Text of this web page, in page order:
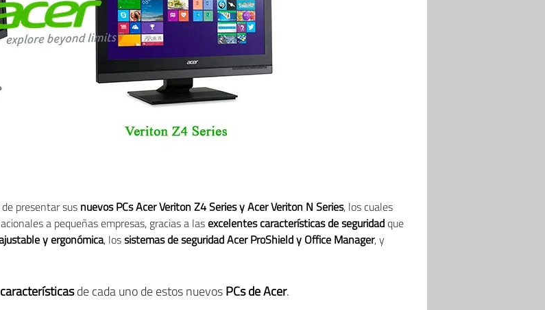
presentar sus nuevos PCs Acer Veriton Z4 Series y Acer Veriton N Series, los cuales
a pequeñas empresas, gracias a lasexcelentes características de seguridadque
y ergonómica, lossistemas de seguridad Acer ProShield y Office Manager, y
característicasde cada uno de estos nuevosPCs de Acer.